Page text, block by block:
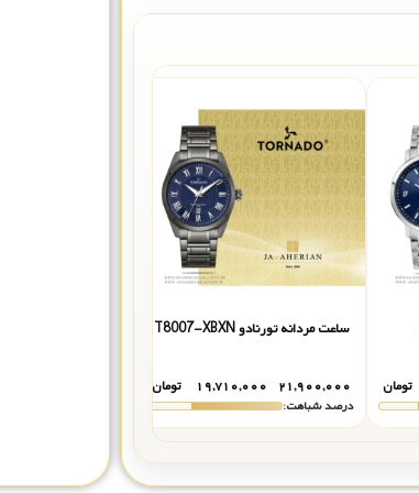
تومان
ساعت مردانه تورنادو T8007-XBXN
۲۱,۹۰۰,۰۰۰ ۱۹,۷۱۰,۰۰۰
تومان
درصد شباهت: